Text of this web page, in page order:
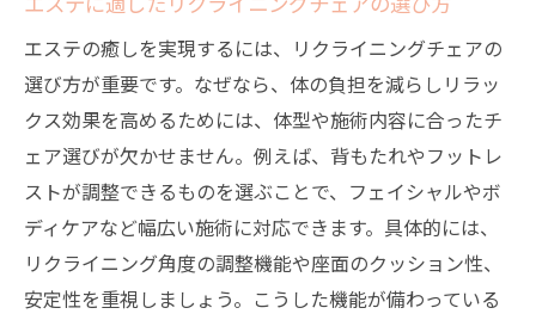
エステの癒しを実現するには、リクライニングチェアの
選び方が重要です。なぜなら、体の負担を減らしリラッ
クス効果を高めるためには、体型や施術内容に合ったチ
ェア選びが欠かせません。例えば、背もたれやフットレ
ストが調整できるものを選ぶことで、フェイシャルやボ
ディケアなど幅広い施術に対応できます。具体的には、
リクライニング角度の調整機能や座面のクッション性、
安定性を重視しましょう。こうした機能が備わっている